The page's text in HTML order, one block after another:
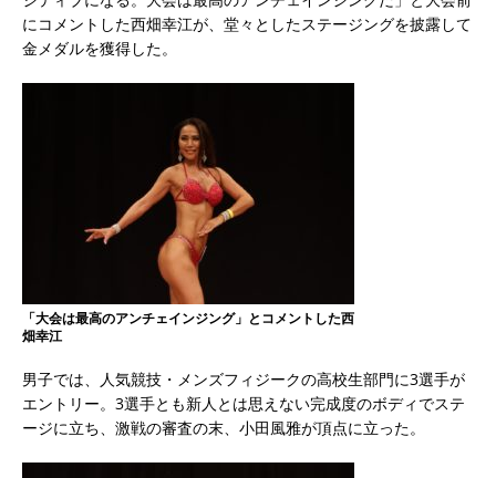
にコメントした西畑幸江が、堂々としたステージングを披露して
金メダルを獲得した。
「大会は最高のアンチェインジング」とコメントした西
畑幸江
男子では、人気競技・メンズフィジークの高校生部門に3選手が
エントリー。3選手とも新人とは思えない完成度のボディでステ
ージに立ち、激戦の審査の末、小田風雅が頂点に立った。